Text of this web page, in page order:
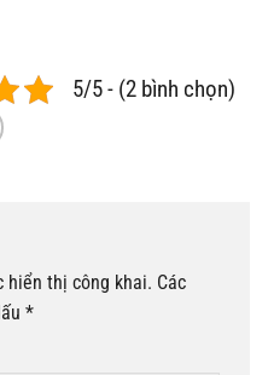
5/5 - (2 bình chọn)
hiển thị công khai. Các
*